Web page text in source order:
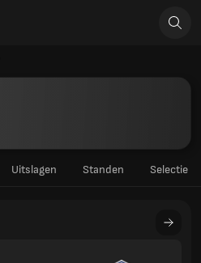
Uitslagen Standen Selectie